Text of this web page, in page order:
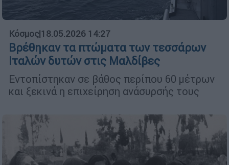
Κόσμος|18.05.2026 14:27
Βρέθηκαν τα πτώματα των τεσσάρων
Ιταλών δυτών στις Μαλδίβες
Εντοπίστηκαν σε βάθος περίπου 60 μέτρων
και ξεκινά η επιχείρηση ανάσυρσής τους